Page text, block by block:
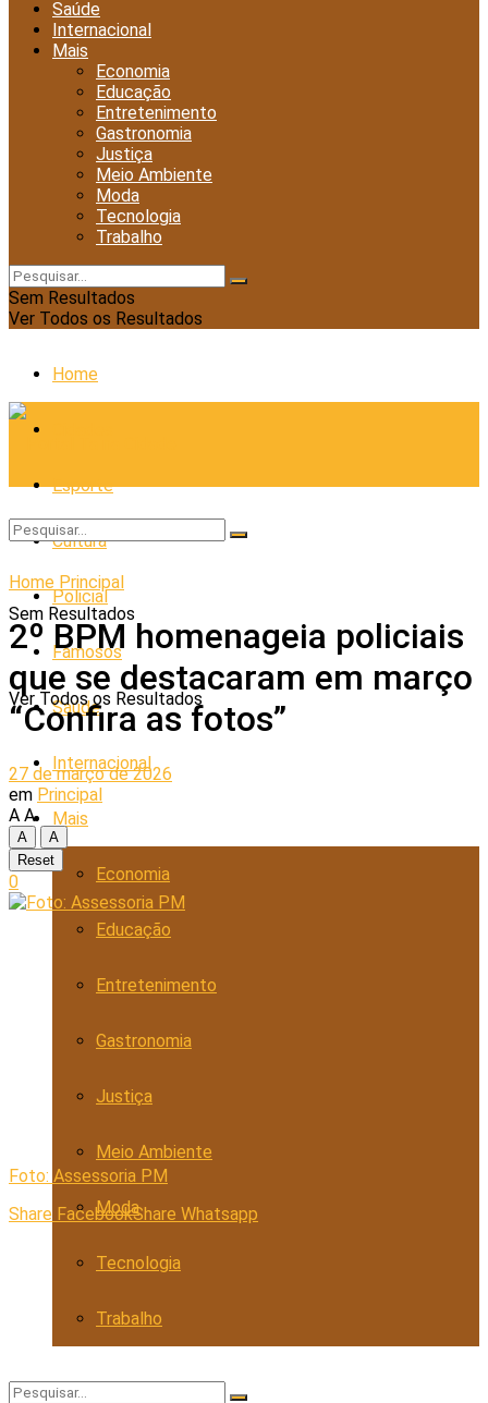
Saúde
Internacional
Mais
Economia
Educação
Entretenimento
Gastronomia
Justiça
Meio Ambiente
Moda
Tecnologia
Trabalho
Sem Resultados
Ver Todos os Resultados
Home
Esporte
Cultura
Policial
Famosos
Saúde
Internacional
Mais
Economia
Educação
Entretenimento
Gastronomia
Justiça
Meio Ambiente
Moda
Tecnologia
Trabalho
Sem Resultados
Ver Todos os Resultados
Home Principal
2º BPM homenageia policiais
que se destacaram em março
“Confira as fotos”
27 de março de 2026
em Principal
A A
A
A
Reset
0
Foto: Assessoria PM
Share FacebookShare Whatsapp